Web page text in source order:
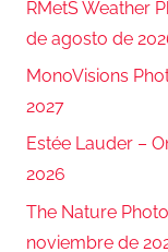
RMetS Weather
de agosto de
MonoVisions
2027
Estée Lauder –
2026
The Nature
noviembre de